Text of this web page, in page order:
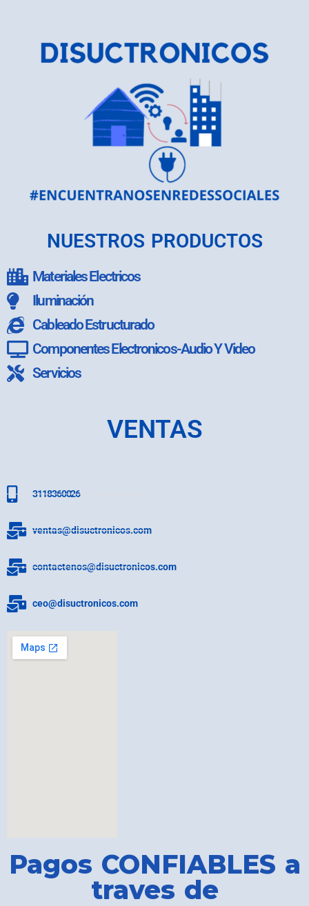
NUESTROS PRODUCTOS
Materiales Electricos
Iluminación
Cableado Estructurado
Componentes Electronicos-Audio Y Video
Servicios
VENTAS
3118360026
ventas@disuctronicos.com
contactenos@disuctronicos.com
ceo@disuctronicos.com
Pagos CONFIABLES a
traves de